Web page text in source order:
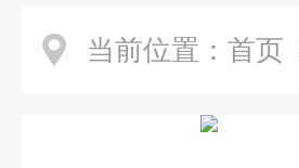
当前位置： 首页